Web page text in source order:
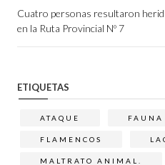
Cuatro personas resultaron
en la Ruta Provincial Nº 7
ETIQUETAS
ATAQUE FAUNA
FLAMENCOS
MALTRATO ANIMAL.